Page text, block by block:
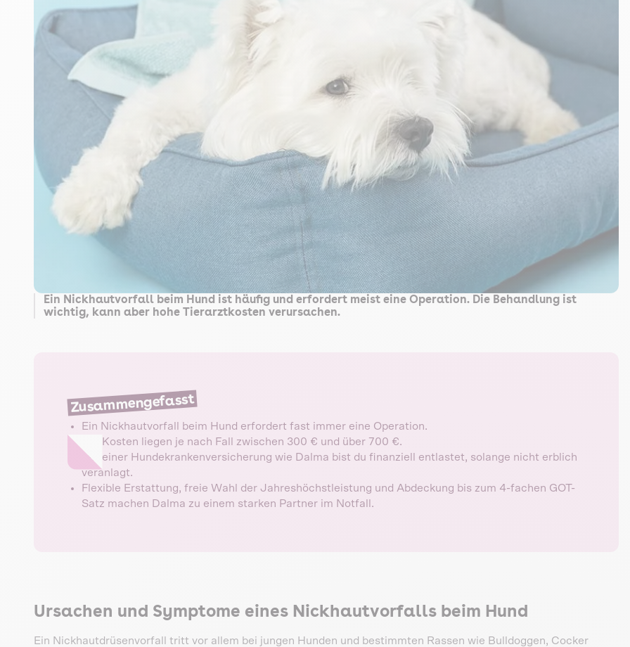
Ein Nickhautvorfall beim Hund ist häufig und erfordert meist eine Operation. Die Behandlung ist
wichtig, kann aber hohe Tierarztkosten verursachen.
Zusammengefasst
Ein Nickhautvorfall beim Hund erfordert fast immer eine Operation.
Die Kosten liegen je nach Fall zwischen 300 € und über 700 €.
Mit einer Hundekrankenversicherung wie Dalma bist du finanziell entlastet, solange nicht erblich
veranlagt.
Flexible Erstattung, freie Wahl der Jahreshöchstleistung und Abdeckung bis zum 4-fachen GOT-
Satz machen Dalma zu einem starken Partner im Notfall.
Ursachen und Symptome eines Nickhautvorfalls beim Hund
Ein Nickhautdrüsenvorfall tritt vor allem bei jungen Hunden und bestimmten Rassen wie Bulldoggen, Cocker